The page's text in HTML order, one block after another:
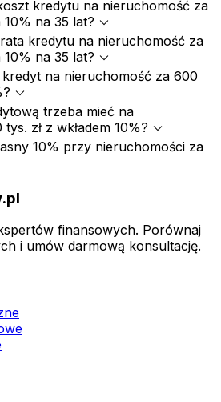
kredytu na nieruchomość za
10% na 35 lat? expand_more
kredytu na nieruchomość za
10% na 35 lat? expand_more
na nieruchomość za 600
expand_more
trzeba mieć na
zł z wkładem 10%? expand_more
10% przy nieruchomości za
finansowych. Porównaj
i umów darmową konsultację.